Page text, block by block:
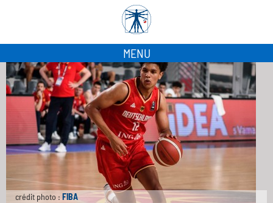
MENU
crédit photo : FIBA